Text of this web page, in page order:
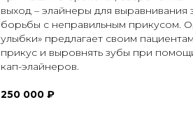
выход – элайнеры для
борьбы с неправильным прикусом.
улыбки» предлагает своим
прикус и выровнять зубы при
кап-элайнеров.
250 000 ₽